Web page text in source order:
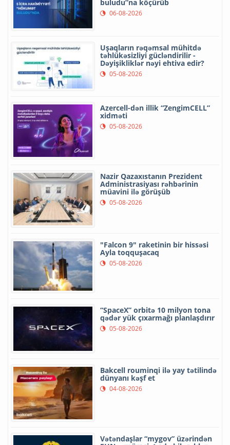
buludu”na köçürüb
06-08-2026
Uşaqların rəqəmsal mühitdə
təhlükəsizliyi gücləndirilir -
Dəyişikliklər nəyi ehtiva edir?
05-08-2026
Azercell-dən illik “ZengimCELL”
xidməti
05-08-2026
Nazir Qazaxıstanın Prezident
Administrasiyası rəhbərinin
müavini ilə görüşüb
05-08-2026
"Falcon 9" raketinin bir hissəsi
Ayla toqquşacaq
05-08-2026
“SpaceX” orbitə 10 milyon tona
qədər yük çıxarmağı planlaşdırır
05-08-2026
Bakcell rouminqi ilə yay tətilində
dünyanı kəşf et
04-08-2026
Vətəndaşlar “mygov” üzərindən